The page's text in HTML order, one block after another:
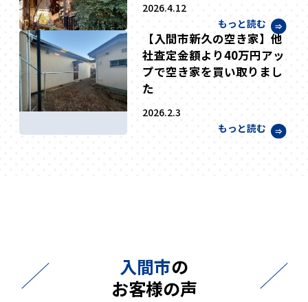
2026.4.12
もっと読む
【入間市新久の空き家】他
社査定金額より40万円アッ
プで空き家を買い取りまし
た
2026.2.3
もっと読む
入間市の
お客様の声